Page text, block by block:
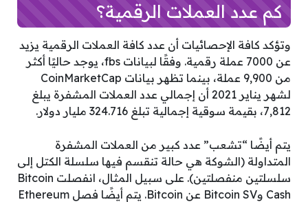
كم عدد العملات الرقمية؟
وتؤكد كافة الإحصائيات أن عدد كافة العملات الرقمية يزيد
عن 7000 عملة رقمية. وفقًا لبيانات fbs، يوجد حاليًا أكثر
من 9,900 عملة، بينما تظهر بيانات CoinMarketCap
لشهر يناير 2021 أن إجمالي عدد العملات المشفرة يبلغ
7,812، بقيمة سوقية إجمالية تبلغ 324.716 مليار دولار.
يتم أيضًا “تشعب” عدد كبير من العملات المشفرة
المتداولة (الشوكة هي حالة تنقسم فيها سلسلة الكتل إلى
سلسلتين منفصلتين). على سبيل المثال، انفصلت Bitcoin
Cash وBitcoin SV عن Bitcoin. يتم أيضًا فصل Ethereum